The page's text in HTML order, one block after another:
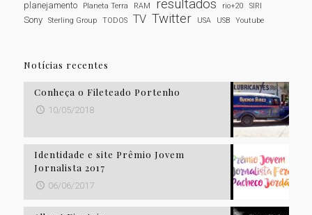
planejamento Planeta Terra RAM resultados rio+20 SIRI
Sony Sterling Group TODOS TV Twitter USA USB Youtube
Notícias recentes
Conheça o Fileteado Portenho
10/05/2018
Identidade e site Prêmio Jovem
Jornalista 2017
06/06/2017